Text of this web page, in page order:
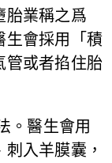
胎業稱之爲
生會採用「積
管或者掐住胎
。醫生會用
入羊膜囊，